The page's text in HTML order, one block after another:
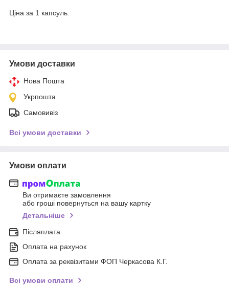
Ціна за 1 капсуль.
Умови доставки
Нова Пошта
Укрпошта
Самовивіз
Всі умови доставки
Умови оплати
Ви отримаєте замовлення
або гроші повернуться на вашу картку
Детальніше
Післяплата
Оплата на рахунок
Оплата за реквізитами ФОП Черкасова К.Г.
Всі умови оплати